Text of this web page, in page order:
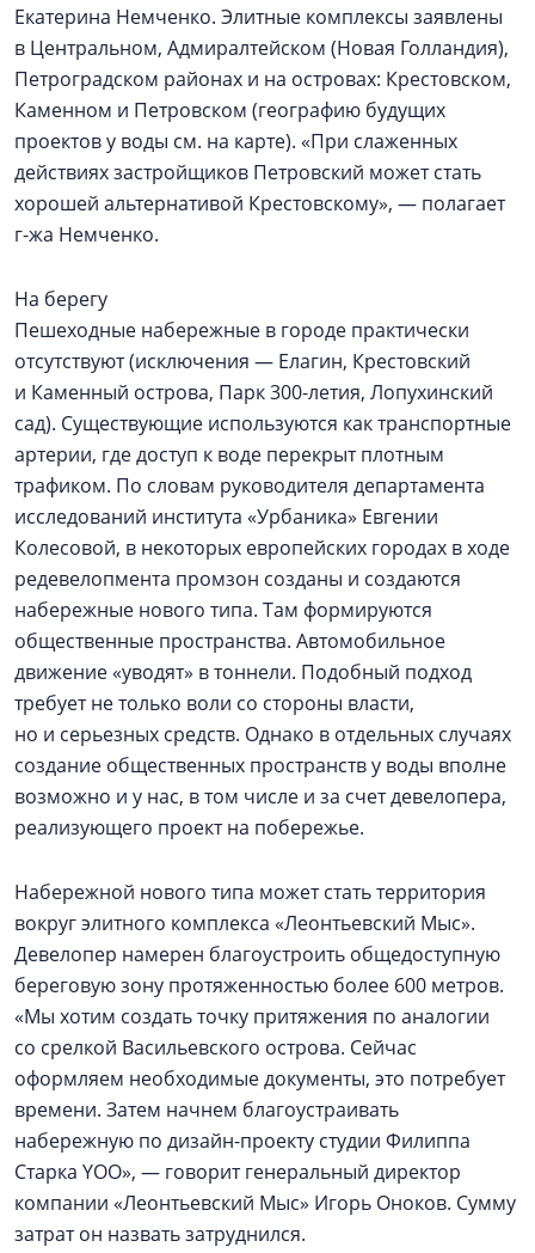
Екатерина Немченко. Элитные комплексы заявлены
в Центральном, Адмиралтейском (Новая Голландия),
Петроградском районах и на островах: Крестовском,
Каменном и Петровском (географию будущих
проектов у воды см. на карте). «При слаженных
действиях застройщиков Петровский может стать
хорошей альтернативой Крестовскому», — полагает
г-жа Немченко.
На берегу
Пешеходные набережные в городе практически
отсутствуют (исключения — Елагин, Крестовский
и Каменный острова, Парк 300-летия, Лопухинский
сад). Существующие используются как транспортные
артерии, где доступ к воде перекрыт плотным
трафиком. По словам руководителя департамента
исследований института «Урбаника» Евгении
Колесовой, в некоторых европейских городах в ходе
редевелопмента промзон созданы и создаются
набережные нового типа. Там формируются
общественные пространства. Автомобильное
движение «уводят» в тоннели. Подобный подход
требует не только воли со стороны власти,
но и серьезных средств. Однако в отдельных случаях
создание общественных пространств у воды вполне
возможно и у нас, в том числе и за счет девелопера,
реализующего проект на побережье.
Набережной нового типа может стать территория
вокруг элитного комплекса «Леонтьевский Мыс».
Девелопер намерен благоустроить общедоступную
береговую зону протяженностью более 600 метров.
«Мы хотим создать точку притяжения по аналогии
со срелкой Васильевского острова. Сейчас
оформляем необходимые документы, это потребует
времени. Затем начнем благоустраивать
набережную по дизайн-проекту студии Филиппа
Старка YOO», — говорит генеральный директор
компании «Леонтьевский Мыс» Игорь Оноков. Сумму
затрат он назвать затруднился.